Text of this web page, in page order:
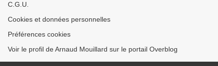
C.G.U.
Cookies et données personnelles
Préférences cookies
Voir le profil de Arnaud Mouillard sur le portail Overblog